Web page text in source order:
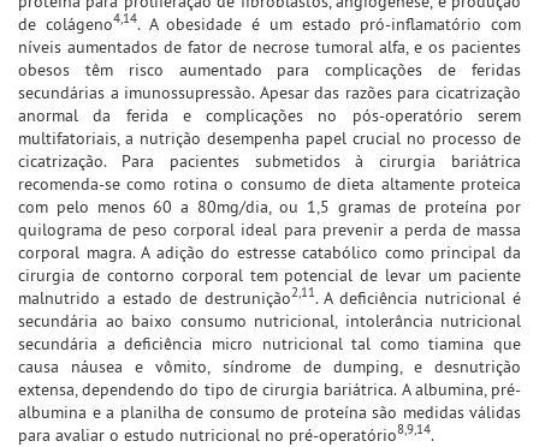
de colágeno4,14. A obesidade é um estado pró-inflamatório com
níveis aumentados de fator de necrose tumoral alfa, e os pacientes
obesos têm risco aumentado para complicações de feridas
secundárias a imunossupressão. Apesar das razões para cicatrização
anormal da ferida e complicações no pós-operatório serem
multifatoriais, a nutrição desempenha papel crucial no processo de
cicatrização. Para pacientes submetidos à cirurgia bariátrica
recomenda-se como rotina o consumo de dieta altamente proteica
com pelo menos 60 a 80mg/dia, ou 1,5 gramas de proteína por
quilograma de peso corporal ideal para prevenir a perda de massa
corporal magra. A adição do estresse catabólico como principal da
cirurgia de contorno corporal tem potencial de levar um paciente
malnutrido a estado de destrunição2,11. A deficiência nutricional é
secundária ao baixo consumo nutricional, intolerância nutricional
secundária a deficiência micro nutricional tal como tiamina que
causa náusea e vômito, síndrome de dumping, e desnutrição
extensa, dependendo do tipo de cirurgia bariátrica. A albumina, pré-
albumina e a planilha de consumo de proteína são medidas válidas
para avaliar o estudo nutricional no pré-operatório8,9,14.